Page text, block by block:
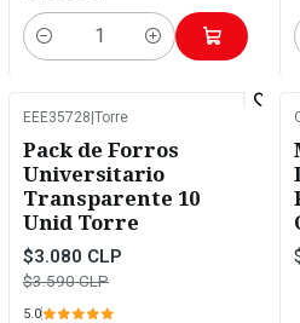
Cantidad
EEE35728|Torre
Pack de Forros
Universitario
Transparente 10
Unid Torre
$3.080 CLP
$3.590 CLP
5.0